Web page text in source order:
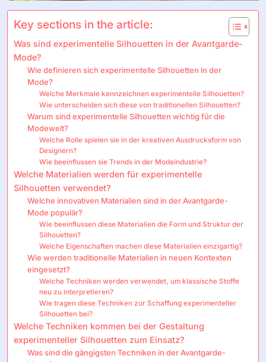
Key sections in the article:
Was sind experimentelle Silhouetten in der Avantgarde-
Mode?
Wie definieren sich experimentelle Silhouetten in der
Mode?
Welche Merkmale kennzeichnen experimentelle Silhouetten?
Wie unterscheiden sich diese von traditionellen Silhouetten?
Warum sind experimentelle Silhouetten wichtig für die
Modewelt?
Welche Rolle spielen sie in der kreativen Ausdrucksform von
Designern?
Wie beeinflussen sie Trends in der Modeindustrie?
Welche Materialien werden für experimentelle
Silhouetten verwendet?
Welche innovativen Materialien sind in der Avantgarde-
Mode populär?
Wie beeinflussen diese Materialien die Form und Struktur der
Silhouetten?
Welche Eigenschaften machen diese Materialien einzigartig?
Wie werden traditionelle Materialien in neuen Kontexten
eingesetzt?
Welche Techniken werden verwendet, um klassische Stoffe
neu zu interpretieren?
Wie tragen diese Techniken zur Schaffung experimenteller
Silhouetten bei?
Welche Techniken kommen bei der Gestaltung
experimenteller Silhouetten zum Einsatz?
Was sind die gängigsten Techniken in der Avantgarde-